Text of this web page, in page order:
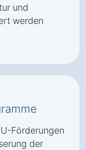
und
werden
Förderungen
der